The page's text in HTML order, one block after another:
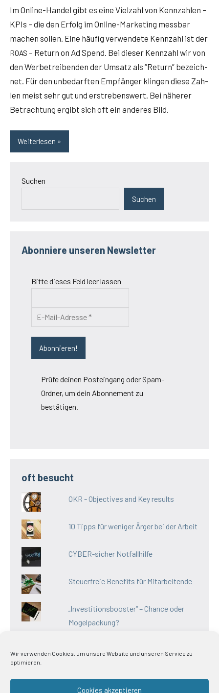
Im Online-Han­del gibt es eine Viel­zahl von Kenn­zah­len –
KPIs – die den Erfolg im Online-Mar­ke­ting mess­bar
machen sol­len. Eine häu­fig ver­wen­de­te Kenn­zahl ist der
ROAS – Return on Ad Spend. Bei die­ser Kenn­zahl wir von
den Wer­be­trei­ben­den der Umsatz als “Return” bezeich­
net. Für den unbe­darf­ten Emp­fän­ger klin­gen die­se Zah­
len meist sehr gut und erstre­bens­wert. Bei nähe­rer
Betrach­tung ergibt sich oft ein ande­res Bild.
Weiterlesen
Suchen
Suchen
Abonniere unseren Newsletter
Bitte dieses Feld leer lassen
Prüfe deinen Posteingang oder Spam-
Ordner, um dein Abonnement zu
bestätigen.
oft besucht
OKR - Objectives and Key results
10 Tipps für weniger Ärger bei der Arbeit
CYBER-sicher Notfallhilfe
Steuerfreie Benefits für Mitarbeitende
„Investitionsbooster“ – Chance oder
Mogelpackung?
Impressum
Wir verwenden Cookies, um unsere Website und unseren Service zu
optimieren.
Cookies akzeptieren